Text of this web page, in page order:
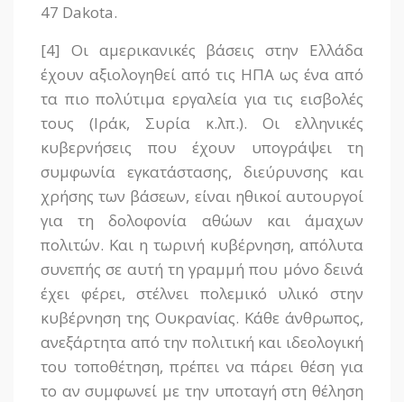
47 Dakota.
[4] Οι αμερικανικές βάσεις στην Ελλάδα
έχουν αξιολογηθεί από τις ΗΠΑ ως ένα από
τα πιο πολύτιμα εργαλεία για τις εισβολές
τους (Ιράκ, Συρία κ.λπ.). Οι ελληνικές
κυβερνήσεις που έχουν υπογράψει τη
συμφωνία εγκατάστασης, διεύρυνσης και
χρήσης των βάσεων, είναι ηθικοί αυτουργοί
για τη δολοφονία αθώων και άμαχων
πολιτών. Και η τωρινή κυβέρνηση, απόλυτα
συνεπής σε αυτή τη γραμμή που μόνο δεινά
έχει φέρει, στέλνει πολεμικό υλικό στην
κυβέρνηση της Ουκρανίας. Κάθε άνθρωπος,
ανεξάρτητα από την πολιτική και ιδεολογική
του τοποθέτηση, πρέπει να πάρει θέση για
το αν συμφωνεί με την υποταγή στη θέληση